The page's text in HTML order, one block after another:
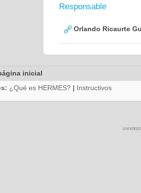
Responsable
Orlando Ricaurte
inicial
¿Qué es HERMES? | Instructivos